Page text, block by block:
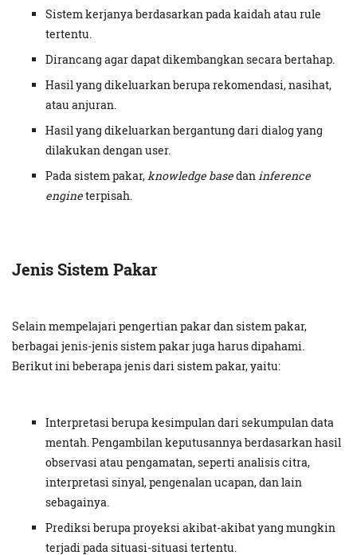
Sistem kerjanya berdasarkan pada kaidah atau rule
tertentu.
Dirancang agar dapat dikembangkan secara bertahap.
Hasil yang dikeluarkan berupa rekomendasi, nasihat,
atau anjuran.
Hasil yang dikeluarkan bergantung dari dialog yang
dilakukan dengan user.
Pada sistem pakar, knowledge basedan inference
engineterpisah.
Jenis Sistem Pakar
Selain mempelajari pengertian pakar dan sistem pakar,
berbagai jenis-jenis sistem pakar juga harus dipahami.
Berikut ini beberapa jenis dari sistem pakar, yaitu:
Interpretasi berupa kesimpulan dari sekumpulan data
mentah. Pengambilan keputusannya berdasarkan hasil
observasi atau pengamatan, seperti analisis citra,
interpretasi sinyal, pengenalan ucapan, dan lain
sebagainya.
Prediksi berupa proyeksi akibat-akibat yang mungkin
terjadi pada situasi-situasi tertentu.